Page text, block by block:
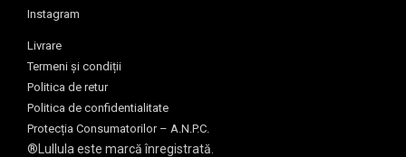
Instagram
Livrare
Termeni și condiții
Politica de retur
Politica de confidentialitate
Protecția Consumatorilor – A.N.P.C.
®Lullula este marcă înregistrată.